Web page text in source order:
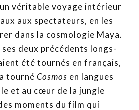
véritable voyage intérieur
aux spectateurs, en les
dans la cosmologie Maya.
deux précédents longs-
été tournés en français,
tourné Cosmos en langues
et au cœur de la jungle
moments du film qui